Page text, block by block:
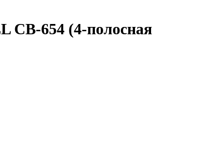
CB-654 (4-полосная